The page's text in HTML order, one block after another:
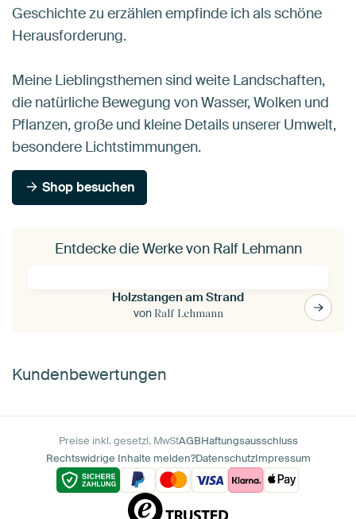
Geschichte zu erzählen empfinde ich als schöne
Herausforderung.
Meine Lieblingsthemen sind weite Landschaften,
die natürliche Bewegung von Wasser, Wolken und
Pflanzen, große und kleine Details unserer Umwelt,
besondere Lichtstimmungen.
Shop besuchen
Entdecke die Werke von Ralf Lehmann
Holzstangen am Strand
von Ralf Lehmann
Kundenbewertungen
Preise inkl. gesetzl. MwStAGBHaftungsausschluss
Rechtswidrige Inhalte melden?DatenschutzImpressum